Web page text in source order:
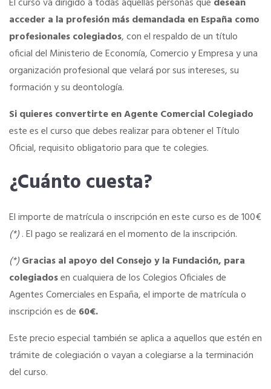
acceder a la profesión más demandada en España como
profesionales colegiados, con el respaldo de un título
oficial del Ministerio de Economía, Comercio y Empresa y una
organización profesional que velará por sus intereses, su
formación y su deontología.
Si quieres convertirte en Agente Comercial Colegiado
este es el curso que debes realizar para obtener el Título
Oficial, requisito obligatorio para que te colegies.
¿Cuánto cuesta?
El importe de matrícula o inscripción en este curso es de 100€
(*). El pago se realizará en el momento de la inscripción.
(*)Gracias al apoyo del Consejo y la Fundación, para
colegiadosen cualquiera de los Colegios Oficiales de
Agentes Comerciales en España, el importe de matrícula o
inscripción es de 60€.
Este precio especial también se aplica a aquellos que estén en
trámite de colegiación o vayan a colegiarse a la terminación
del curso.